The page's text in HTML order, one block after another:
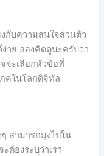
กับความสนใจส่วนตัว
าย ลองคิดดูนะครับว่า
จะเลือกหัวข้อที่
คในโลกดิจิทัล
สามารถมุ่งไปใน
ต้องระบุว่าเรา